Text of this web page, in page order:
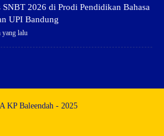
SNBT 2026 di Prodi Pendidikan Bahasa
UPI Bandung
yang lalu
KP Baleendah - 2025